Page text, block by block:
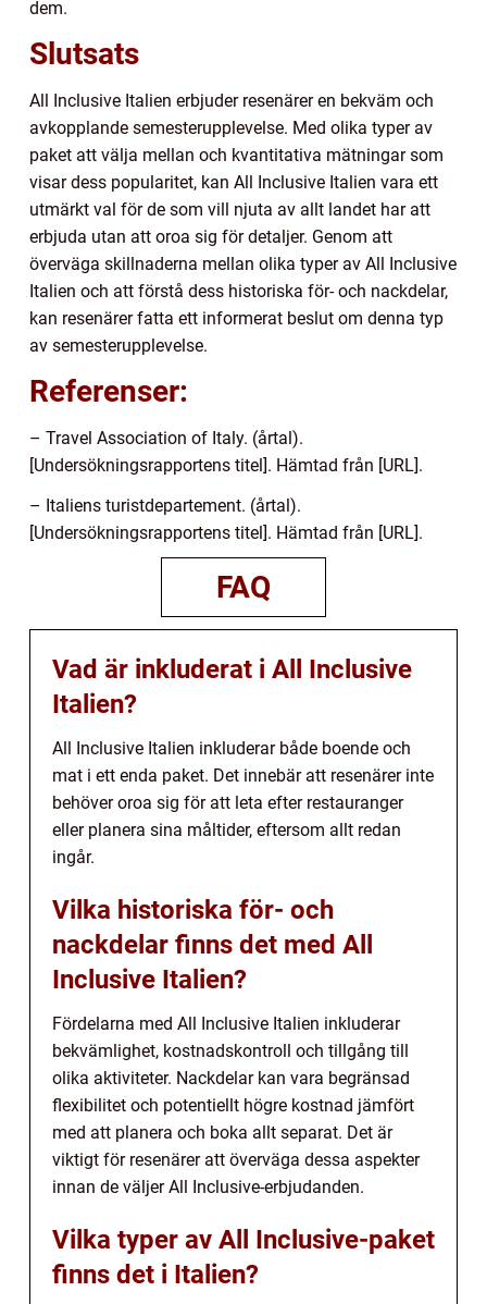
dem.
Slutsats
All Inclusive Italien erbjuder resenärer en bekväm och
avkopplande semesterupplevelse. Med olika typer av
paket att välja mellan och kvantitativa mätningar som
visar dess popularitet, kan All Inclusive Italien vara ett
utmärkt val för de som vill njuta av allt landet har att
erbjuda utan att oroa sig för detaljer. Genom att
överväga skillnaderna mellan olika typer av All Inclusive
Italien och att förstå dess historiska för- och nackdelar,
kan resenärer fatta ett informerat beslut om denna typ
av semesterupplevelse.
Referenser:
– Travel Association of Italy. (årtal).
[Undersökningsrapportens titel]. Hämtad från [URL].
– Italiens turistdepartement. (årtal).
[Undersökningsrapportens titel]. Hämtad från [URL].
FAQ
Vad är inkluderat i All Inclusive
Italien?
All Inclusive Italien inkluderar både boende och
mat i ett enda paket. Det innebär att resenärer inte
behöver oroa sig för att leta efter restauranger
eller planera sina måltider, eftersom allt redan
ingår.
Vilka historiska för- och
nackdelar finns det med All
Inclusive Italien?
Fördelarna med All Inclusive Italien inkluderar
bekvämlighet, kostnadskontroll och tillgång till
olika aktiviteter. Nackdelar kan vara begränsad
flexibilitet och potentiellt högre kostnad jämfört
med att planera och boka allt separat. Det är
viktigt för resenärer att överväga dessa aspekter
innan de väljer All Inclusive-erbjudanden.
Vilka typer av All Inclusive-paket
finns det i Italien?